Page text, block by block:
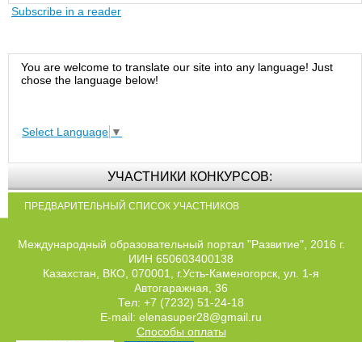
Subscribe in a reader
You are welcome to translate our site into any language! Just
chose the language below!
Select Language ▼
УЧАСТНИКИ КОНКУРСОВ:
ПРЕДВАРИТЕЛЬНЫЙ СПИСОК УЧАСТНИКОВ
Международный образовательный портал "Развитие", 2016 г.
ИИН 650603400138
Казахстан, ВКО, 070001, г.Усть-Каменогорск, ул. 1-я
Автогаражная, 36
Тел: +7 (7232) 51-24-18
E-mail: elenasuper28@gmail.ru
Способы оплаты